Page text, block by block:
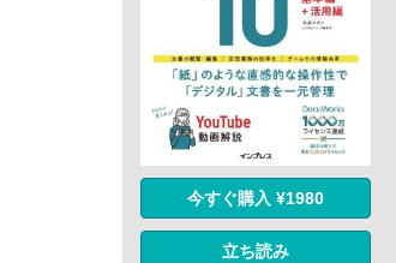
今すぐ購入 ¥1980
立ち読み